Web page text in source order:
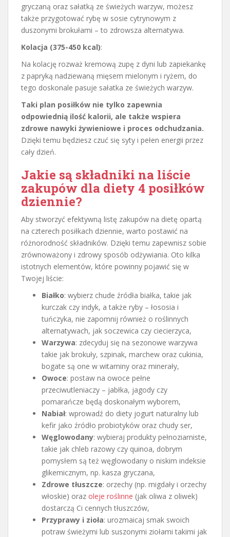
gryczaną oraz sałatką ze świeżych warzyw, możesz
także przygotować rybę w sosie cytrynowym z
duszonymi brokułami – to zdrowsza alternatywa.
Kolacja (375-450 kcal):
Na kolację rozważ kremową zupę z dyni lub zapiekankę
z papryką nadziewaną mięsem mielonym i ryżem, do
tego doskonale pasuje sałatka ze świeżych warzyw.
Taki plan posiłków nie tylko zapewnia
odpowiednią ilość kalorii, ale także wspiera
zdrowe nawyki żywieniowe i proces odchudzania.
Dzięki temu będziesz czuć się syty i pełen energii przez
cały dzień.
Jakie są składniki na liście
zakupów dla diety 4 posiłków
dziennie?
Aby stworzyć efektywną listę zakupów na dietę opartą
na czterech posiłkach dziennie, warto postawić na
różnorodność składników. Dzięki temu zapewnisz sobie
zrównoważony i zdrowy sposób odżywiania. Oto kilka
istotnych elementów, które powinny pojawić się w
Twojej liście:
Białko: wybierz chude źródła białka, takie jak
kurczak czy indyk, a także ryby – łososia i
tuńczyka, nie zapomnij również o roślinnych
alternatywach, jak soczewica czy ciecierzyca,
Warzywa: zdecyduj się na sezonowe warzywa
takie jak brokuły, szpinak, marchew oraz cukinia,
bogate są one w witaminy oraz minerały,
Owoce: postaw na owoce pełne
przeciwutleniaczy – jabłka, jagody czy
pomarańcze będą doskonałym wyborem,
Nabiał: wprowadź do diety jogurt naturalny lub
kefir jako źródło probiotyków oraz chudy ser,
Węglowodany: wybieraj produkty pełnoziarniste,
takie jak chleb razowy czy quinoa, dobrym
pomysłem są też węglowodany o niskim indeksie
glikemicznym, np. kasza gryczana,
Zdrowe tłuszcze: orzechy (np. migdały i orzechy
włoskie) oraz oleje roślinne (jak oliwa z oliwek)
dostarczą Ci cennych tłuszczów,
Przyprawy i zioła: urozmaicaj smak swoich
potraw świeżymi lub suszonymi ziołami takimi jak